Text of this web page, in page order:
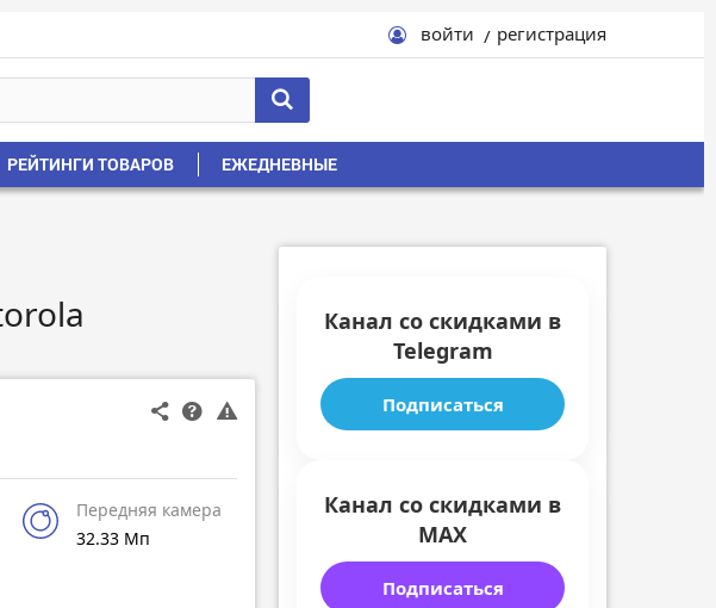
войти регистрация
РЕЙТИНГИ ТОВАРОВ ЕЖЕДНЕВНЫЕ
Передняя камера
32.33 Мп
Канал со скидками в
Telegram
Подписаться
Канал со скидками в
MAX
Подписаться